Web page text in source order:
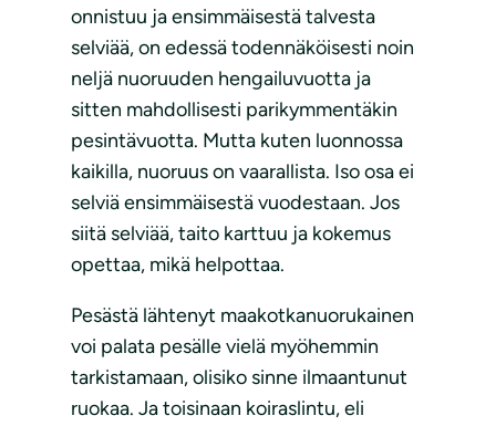
onnistuu ja ensimmäisestä talvesta
selviää, on edessä todennäköisesti noin
neljä nuoruuden hengailuvuotta ja
sitten mahdollisesti parikymmentäkin
pesintävuotta. Mutta kuten luonnossa
kaikilla, nuoruus on vaarallista. Iso osa ei
selviä ensimmäisestä vuodestaan. Jos
siitä selviää, taito karttuu ja kokemus
opettaa, mikä helpottaa.
Pesästä lähtenyt maakotkanuorukainen
voi palata pesälle vielä myöhemmin
tarkistamaan, olisiko sinne ilmaantunut
ruokaa. Ja toisinaan koiraslintu, eli